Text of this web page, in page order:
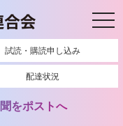
試読・購読申し込み
配達状況
をポストへ